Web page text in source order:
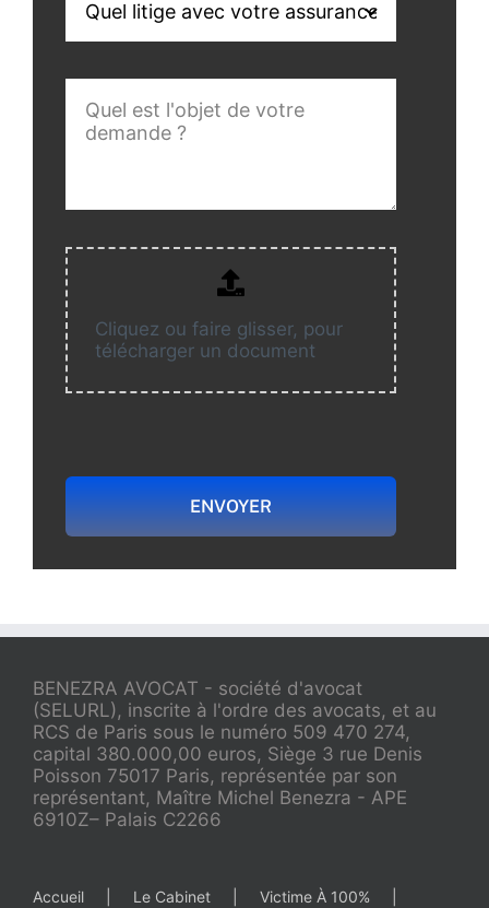
Cliquez ou faire glisser, pour
télécharger un document
ENVOYER
BENEZRA AVOCAT - société d'avocat
(SELURL), inscrite à l'ordre des avocats, et au
RCS de Paris sous le numéro 509 470 274,
capital 380.000,00 euros, Siège 3 rue Denis
Poisson 75017 Paris, représentée par son
représentant, Maître Michel Benezra - APE
6910Z– Palais C2266
Accueil Le Cabinet
Victime À 100%